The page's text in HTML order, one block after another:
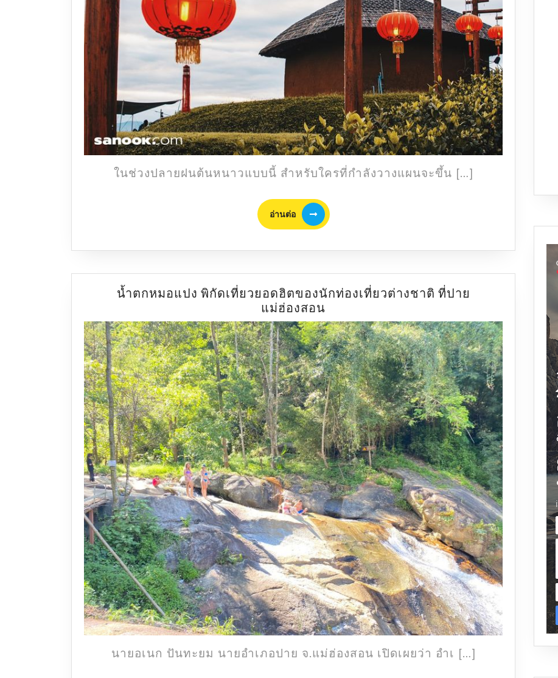
คน
ไป
เที่ยว
ปาย
ไม่
ควร
พลาด
ในช่วงปลายฝนต้นหนาวแบบนี้ สำหรับใครที่กำลังวางแผนจะขึ้น […]
อ่านต่อ
อ่าน
ต่อ
น้ำตกหมอแปง พิกัดเที่ยวยอดฮิตของนักท่องเที่ยวต่างชาติ ที่ปาย
แม่ฮ่องสอน
หมอ
แปง
พิกัด
เที่ยว
ยอด
ฮิต
ของ
นัก
ท่อง
เที่ยว
ต่าง
ชาติ
ที่
ปาย
แม่ฮ่องสอน
นายอเนก ปันทะยม นายอำเภอปาย จ.แม่ฮ่องสอน เปิดเผยว่า อำเ […]